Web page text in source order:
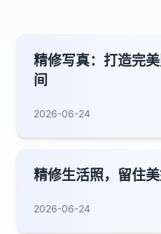
精修写真：打造完
间
2026-06-24
精修生活照，留住
2026-06-24